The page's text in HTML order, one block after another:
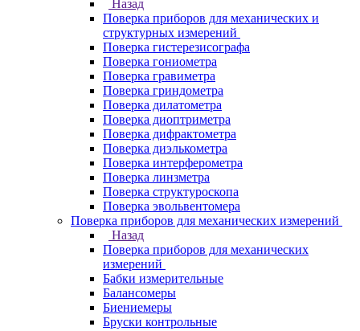
Назад
Поверка приборов для механических и
структурных измерений
Поверка гистерезисографа
Поверка гониометра
Поверка гравиметра
Поверка гриндометра
Поверка дилатометра
Поверка диоптриметра
Поверка дифрактометра
Поверка диэлькометра
Поверка интерферометра
Поверка линзметра
Поверка структуроскопа
Поверка эвольвентомера
Поверка приборов для механических измерений
Назад
Поверка приборов для механических
измерений
Бабки измерительные
Балансомеры
Биениемеры
Бруски контрольные